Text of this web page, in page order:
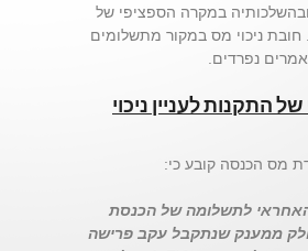
ובהשלכותיה במקרה הספציפי של
חובת ניכוי מס במקור מתשלומים
נפרדים.
התקנות לעניין ניכוי
לתשלומה של הכנסת
ממענק שנתקבל עקב פרישה